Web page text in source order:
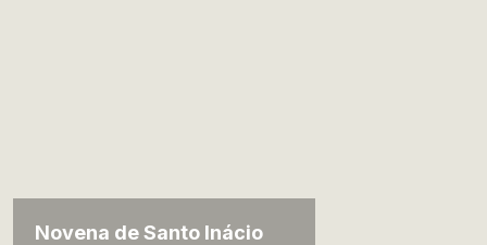
Novena de Santo Inácio